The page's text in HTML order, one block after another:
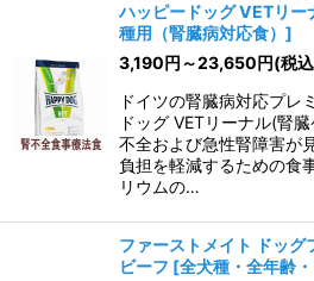
ハッピードッグ VETリー
種用（腎臓病対応食） ]
3,190円 ～23,650円(税
ドイツの腎臓病対応プレ
ドッグ VETリーナル(腎
不全および急性腎障害が
負担を軽減するための食
リウムの…
ファーストメイト ドッグ
ビーフ [全犬種・全年齢